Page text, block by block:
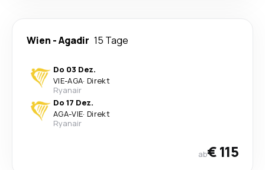
Wien -Agadir 15 Tage
Do 03 Dez.
VIE-AGA· Direkt
Ryanair
Do 17 Dez.
AGA-VIE· Direkt
Ryanair
ab€ 115